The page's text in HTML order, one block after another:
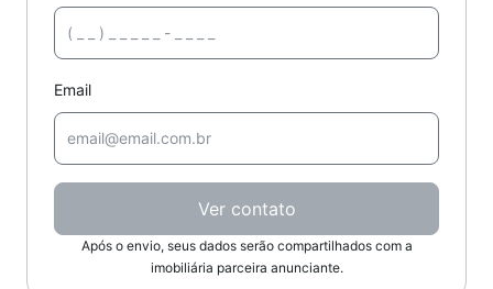
Email
Ver contato
Após o envio, seus dados serão compartilhados com a
imobiliária parceira anunciante.